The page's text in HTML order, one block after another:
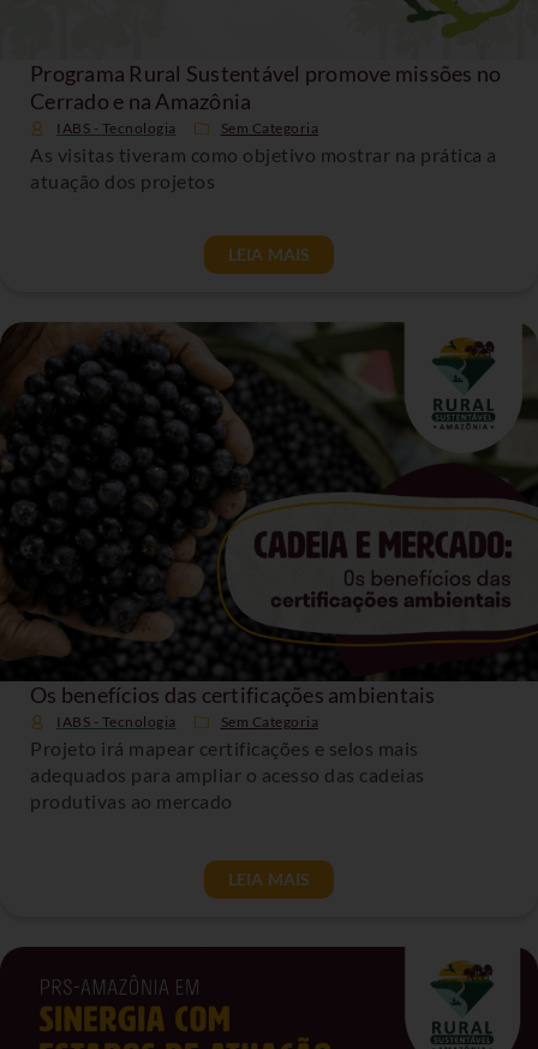
Programa Rural Sustentável promove missões no
Cerrado e na Amazônia
IABS - Tecnologia Sem Categoria
As visitas tiveram como objetivo mostrar na prática a
atuação dos projetos
LEIA MAIS
Os benefícios das certificações ambientais
IABS - Tecnologia Sem Categoria
Projeto irá mapear certificações e selos mais
adequados para ampliar o acesso das cadeias
produtivas ao mercado
LEIA MAIS